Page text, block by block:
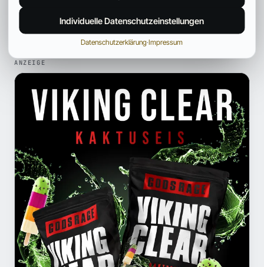
← Mehr aus Medizin
ANZEIGE
Individuelle Datenschutzeinstellungen
Datenschutzerklärung·Impressum